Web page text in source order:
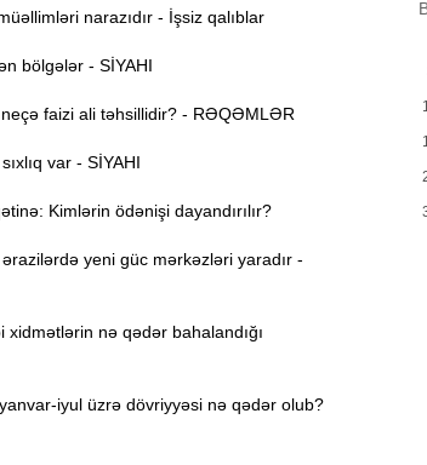
narazıdır - İşsiz qalıblar
bölgələr - SİYAHI
faizi ali təhsillidir? - RƏQƏMLƏR
var - SİYAHI
Kimlərin ödənişi dayandırılır?
yeni güc mərkəzləri yaradır -
nə qədər bahalandığı
iyul üzrə dövriyyəsi nə qədər olub?